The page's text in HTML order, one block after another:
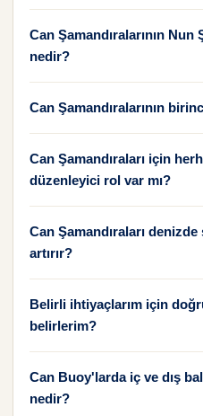
Can Şamandıralarının Nun
nedir?
Can Şamandıralarının
Can Şamandıraları için
düzenleyici rol var mı?
Can Şamandıraları
artırır?
Belirli ihtiyaçlarım için
belirlerim?
Can Buoy'larda iç ve dış
nedir?